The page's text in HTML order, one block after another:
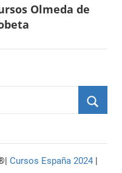
Olmeda de
Cursos España 2024 |